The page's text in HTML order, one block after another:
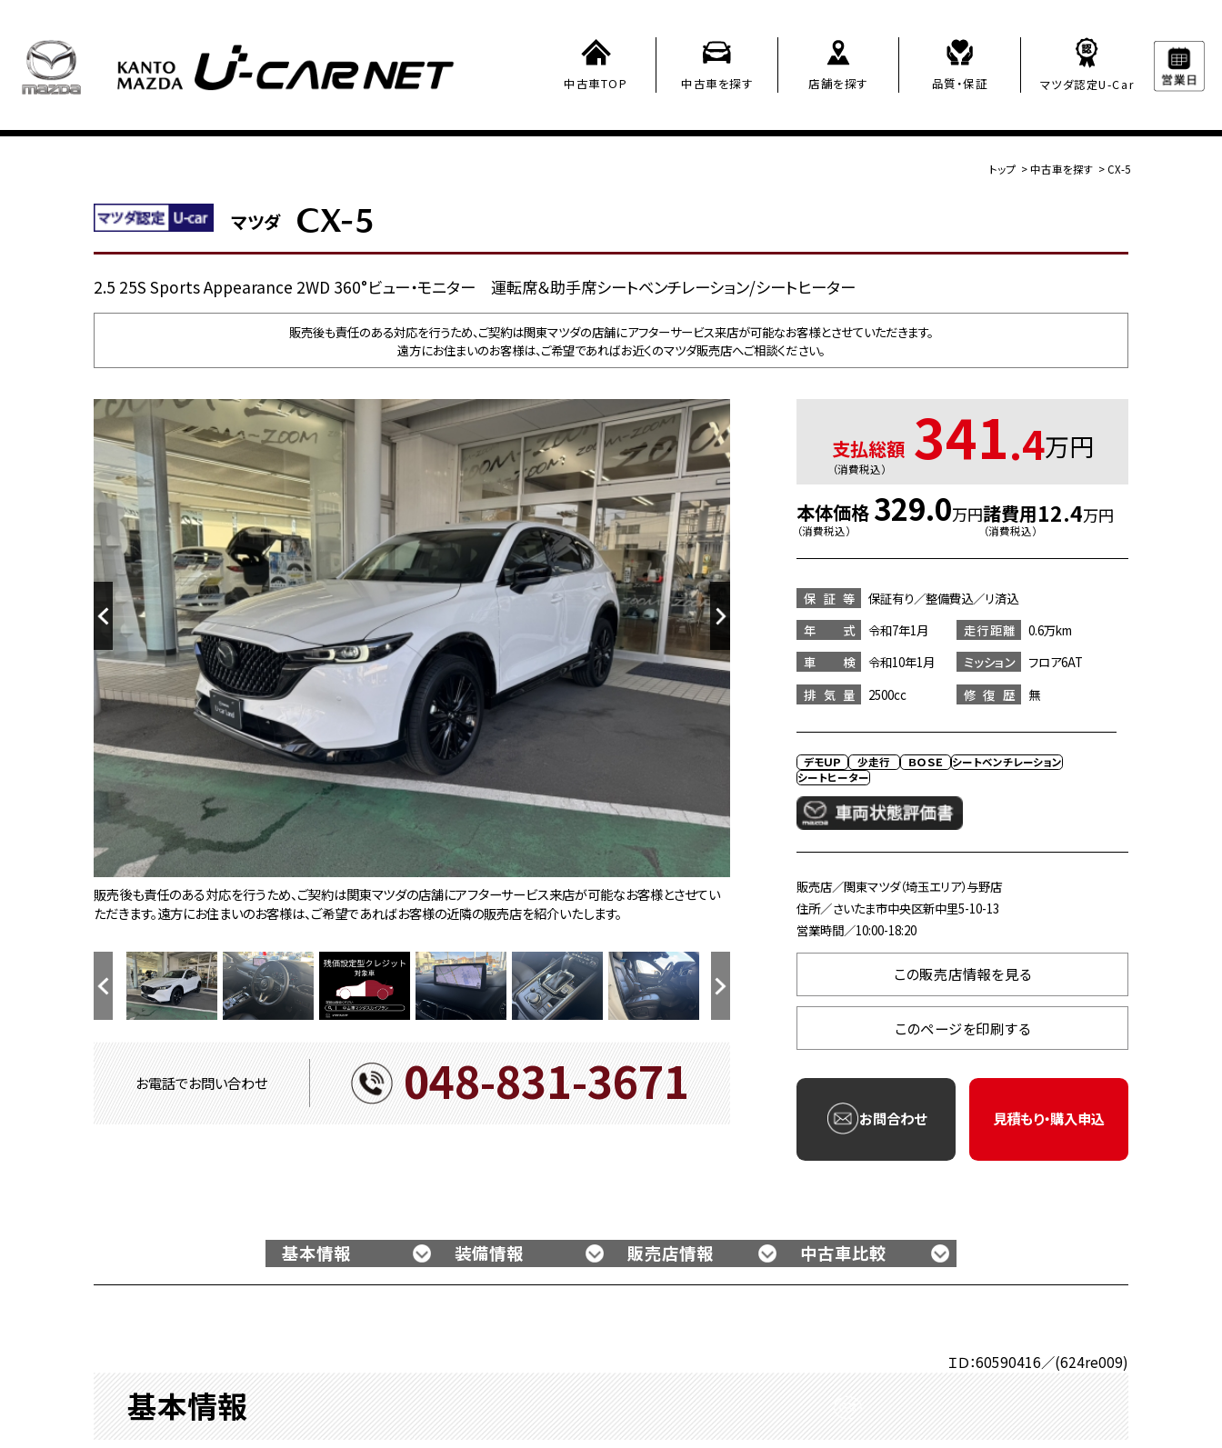
中古車TOP 中古車を探す 店舗を探す 品質・保証 マツダ認定U-Car
トップ > 中古車を探す >CX-5
マツダ CX-5
2.5 25S Sports Appearance 2WD 360°ビュー・モニター 運転席＆助手席シートベンチレーション/シートヒーター
販売後も責任のある対応を行うため、ご契約は関東マツダの店舗にアフターサービス来店が可能なお客様とさせていただきます。
遠方にお住まいのお客様は、ご希望であればお近くのマツダ販売店へご相談ください。
販売後も責任のある対応を行うため、ご契約は関東マツダの店舗にアフターサービス来店が可能なお客様とさせてい
ただきます。遠方にお住まいのお客様は、ご希望であればお客様の近隣の販売店を紹介いたします。
細部まで作り込まれた造形美！毎日でも運転して『人馬一体』を楽しみたくなります。是非、クルマに触れてその質感を味
わってください。
中古車残価設定型クレジット取り扱い中。詳しくは店舗までお問い合わせください。
マツダコネクトは、人間中心の考え方に基づいた設計により、安全で直感的に考え、様々なデバイスにも対応したコネク
ティビティシステムです。10.25インチのワイドセンターディスプレイを搭載。
ブレーキペダルから足を離しても、停止状態を維持するオートホールドが搭載。信号待ちや渋滞中などにブレーキペダ
ルを踏み続ける必要がなく、足の疲れを軽減してくれます。
立体感があり、シート中央部とサイド部をくっきりと分断したサポート性の高い形状のシートが「人馬一体」感を強く演出
しています。運転席にはドライバーの体型や好みに応じて前後方向だけでなく高さも調整できます。
後席もゆったりくつろげるスペースを確保し、万が一の前方衝突時には後席乗員の下半身がシートから滑り落ちること
を抑制する構造になっております。
全国のマツダディーラーで保証修理対応可能です。詳しくは店舗スタッフまで。
延長保証もご加入いただけます。お気軽にお問い合わせください。
お車の検討時には自動車保険のことも気になりますよね。是非お任せください！お客様のカーライフにピッタリの自動車
保険をご提案いたします。
225/55R19 99Vタイヤ＆19×7Jインチアルミホイール（ブラックメタリック塗装）
商談中・売約済の場合もございますので、ご来店の際には事前にお問い合わせの上、該当車両の有無をご確認ください
ませ。
中古車はタイミングが重要です。メールでもお電話でもお気軽にお問い合わせください。
購入後はメンテナンスも大切です。大事な愛車は長く使いたいですよね。メンテナンス商品も取り揃えております。お客様
のカーライフを全面的にサポートいたします。
※掲載の諸費用は、リサイクル料金、（当店地域）の登録費用、車庫証明申請費用、諸税、自賠責保険等です。希望ナンバ
ーをご希望の場合やETCセットアップ料金は別途費用で承ります。
狭い場所での駐車やすれ違いなどでより的確な運転操作に役立つ360°ビュー・モニターが装備されております。
バックモニターも標準装備されております。
温度の設定のみで快適な風量やモードなどを自動調整してくれるフルオートエアコンを装備。運転席と助手席にはシー
トベンチレーションとシートヒーターも装備。
後席にもシートヒーターが装備。USB挿し口もございます。
ラゲッジルーム内の凹凸をなくす事でスッキリした広がりを造りだし、荷物がスムーズに出し入れできる使い易さを実現
しております。
4:2:4分割シートにより、様々なシチュエーションに応じた使い方ができます。
TCS(トラクションコントロールシステム)＆DSC(横滑り防止機能)やBSM(隣車線上の側・後方からの車両接近を通知),
LDWS(車線逸脱警報システム)で安全運転をサポート！
アクティブ・ドライビング・ディスプレイも標準装備されております。
マツダ・レーダー・クルーズ・コントロール(MRCC)[全車速追従機能付]と併せてクルージング＆トラフィック・サポート(C
TS)が装備。
取扱説明書・整備手帳・スペアキーも揃っております。
お電話でお問い合わせ 048-831-3671
支払総額
（消費税込） 341.4万円
本体価格
（消費税込）
329.0万円諸費用
（消費税込）
12.4万円
保証等
保証有り／整備費込／リ済込
年 式
令和7年1月 走行距離
0.6万km
車 検
令和10年1月 ミッション
フロア6AT
排気量
2500cc 修復歴 無
デモＵＰ 少走行 ＢＯＳＥ
シートベンチレーション
シートヒーター
販売店／関東マツダ（埼玉エリア）与野店
住所／さいたま市中央区新中里5-10-13
営業時間／10:00-18:20
この販売店情報を見る
このページを印刷する
お問合わせ 見積もり・購入申込
基本情報 装備情報 販売店情報 中古車比較
ＩＤ：60590416／(624re009)
基本情報